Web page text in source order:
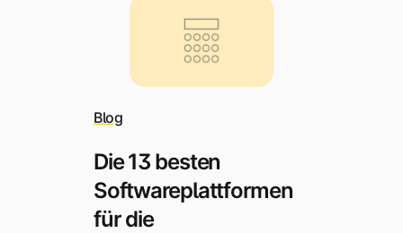
Blog
Die 13 besten
Softwareplattformen
für die